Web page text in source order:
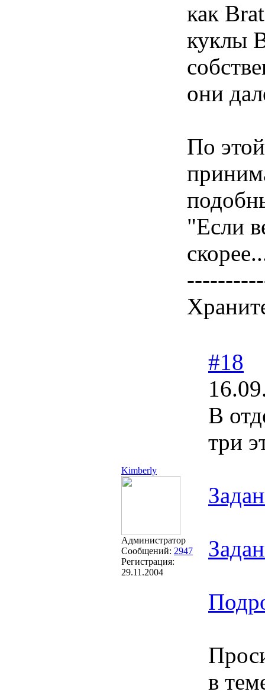
как
куклы
они
По
"Если
Kimberly
Администратор
Сообщений: 2947
Регистрация:
29.11.2004
#18
В
три
в